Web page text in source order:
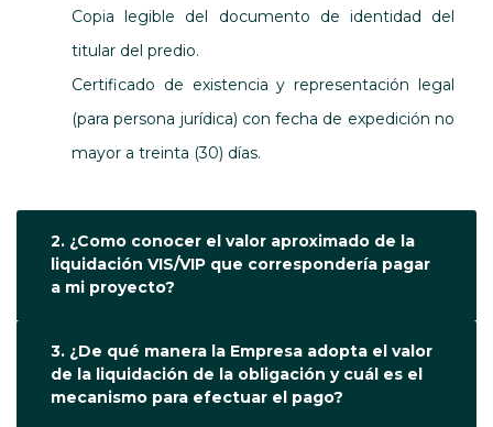
Copia legible del documento de identidad del
titular del predio.
Certificado de existencia y representación legal
(para persona jurídica) con fecha de expedición no
mayor a treinta (30) días.
2. ¿Como conocer el valor aproximado de la
liquidación VIS/VIP que correspondería pagar
a mi proyecto?
3. ¿De qué manera la Empresa adopta el valor
de la liquidación de la obligación y cuál es el
mecanismo para efectuar el pago?